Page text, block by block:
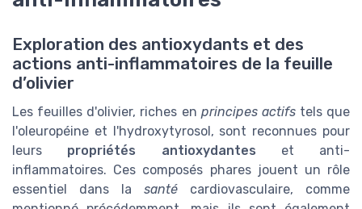
Exploration des antioxydants et des
actions anti-inflammatoires de la feuille
d’olivier
Les feuilles d'olivier, riches en principes actifstels que
l'oleuropéine et l'hydroxytyrosol, sont reconnues pour
leurs propriétés antioxydantes et anti-
inflammatoires. Ces composés phares jouent un rôle
essentiel dans la santé cardiovasculaire, comme